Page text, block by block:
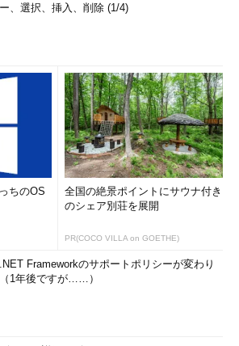
、選択、挿入、削除 (1/4)
ちのOS
全国の絶景ポイントにサウナ付き
のシェア別荘を展開
PR(COCO VILLA on GOETHE)
.NET Frameworkのサポートポリシーが変わり
1年後ですが……）